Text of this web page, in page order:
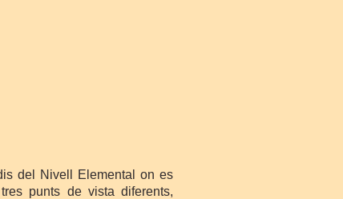
del Nivell Elemental on es
punts de vista diferents,